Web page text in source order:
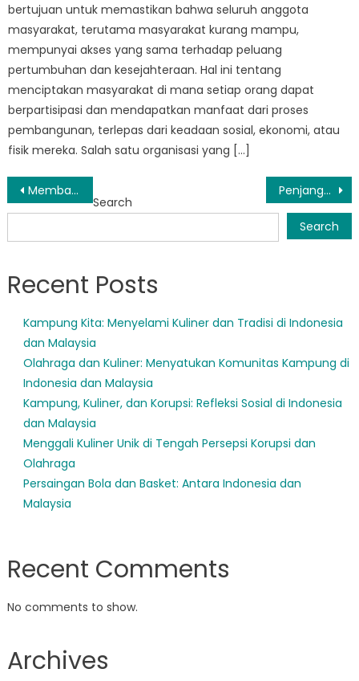
bertujuan untuk memastikan bahwa seluruh anggota
masyarakat, terutama masyarakat kurang mampu,
mempunyai akses yang sama terhadap peluang
pertumbuhan dan kesejahteraan. Hal ini tentang
menciptakan masyarakat di mana setiap orang dapat
berpartisipasi dan mendapatkan manfaat dari proses
pembangunan, terlepas dari keadaan sosial, ekonomi, atau
fisik mereka. Salah satu organisasi yang […]
Post
navigation
Membangun Masa Depan Lebih Cerah: Kisah Sukses Dinsos Muba Penjangkauan Masyarakat: Upaya Dinas Sosial Kabupaten Musi Banyuasin Membantu Masyarakat yang Membutuhkan
Search
Search
Recent Posts
Kampung Kita: Menyelami Kuliner dan Tradisi di Indonesia
dan Malaysia
Olahraga dan Kuliner: Menyatukan Komunitas Kampung di
Indonesia dan Malaysia
Kampung, Kuliner, dan Korupsi: Refleksi Sosial di Indonesia
dan Malaysia
Menggali Kuliner Unik di Tengah Persepsi Korupsi dan
Olahraga
Persaingan Bola dan Basket: Antara Indonesia dan
Malaysia
Recent Comments
No comments to show.
Archives